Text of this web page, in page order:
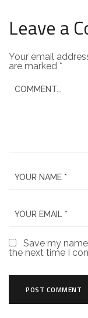
Leave a
Your email
are marked *
Save my
the next time I